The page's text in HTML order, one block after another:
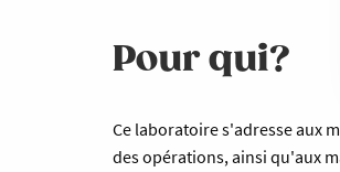
Pour qui?
Ce laboratoire s'adresse aux
des opérations, ainsi qu'aux